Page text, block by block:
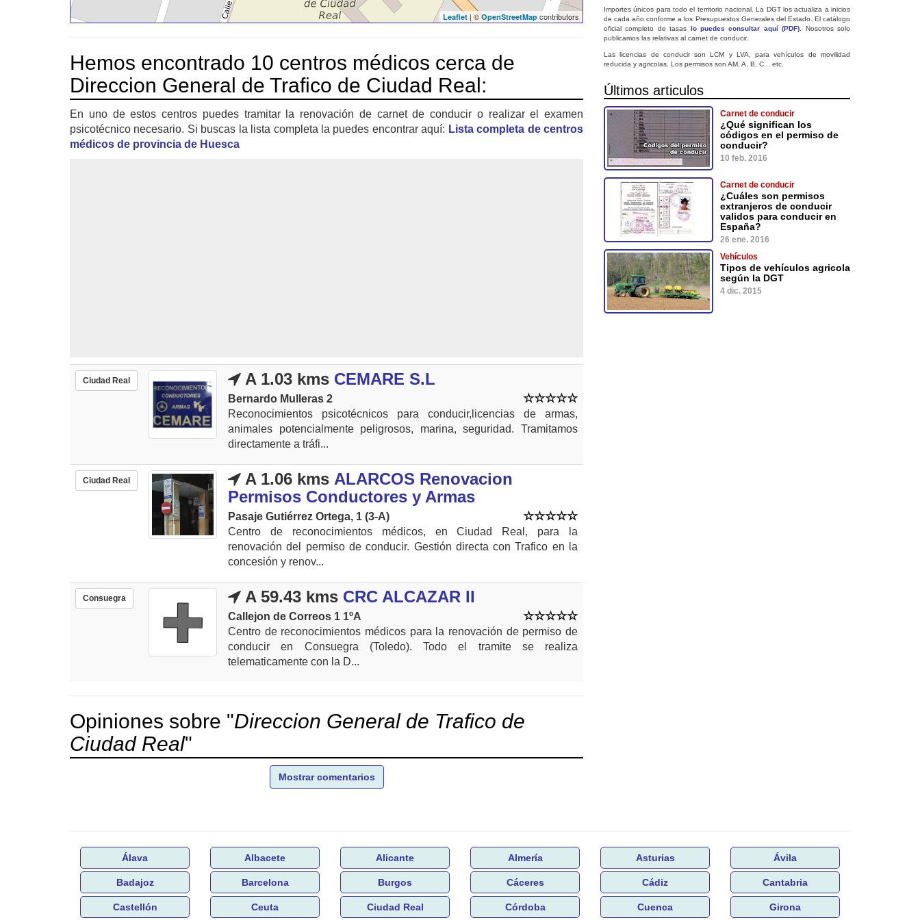
Leaflet| ©OpenStreetMap contributors
Hemos encontrado 10 centros médicos cerca de
Direccion General de Trafico de Ciudad Real:
En uno de estos centros puedes tramitar la renovación de carnet de conducir o realizar el examen
psicotécnico necesario. Si buscas la lista completa la puedes encontrar aquí: Lista completa de centros
médicos de provincia de Huesca
Ciudad Real A 1.03 kms CEMARE S.L
Bernardo Mulleras 2
Reconocimientos psicotécnicos para conducir,licencias de armas,
animales potencialmente peligrosos, marina, seguridad. Tramitamos
directamente a tráfi...
Ciudad Real A 1.06 kms ALARCOS Renovacion
Permisos Conductores y Armas
Pasaje Gutiérrez Ortega, 1 (3-A)
Centro de reconocimientos médicos, en Ciudad Real, para la
renovación del permiso de conducir. Gestión directa con Trafico en la
concesión y renov...
Consuegra A 59.43 kms CRC ALCAZAR II
Callejon de Correos 1 1ºA
Centro de reconocimientos médicos para la renovación de permiso de
conducir en Consuegra (Toledo). Todo el tramite se realiza
telematicamente con la D...
Opiniones sobre "Direccion General de Trafico de
Ciudad Real"
Mostrar comentarios
Importes únicos para todo el territorio nacional. La DGT los actualiza a inicios
de cada año conforme a los Presupuestos Generales del Estado. El catálogo
oficial completo de tasas lo puedes consultar aquí (PDF) . Nosotros solo
publicamos las relativas al carnet de conducir.
Las licencias de conducir son LCM y LVA, para vehículos de movilidad
reducida y agricolas. Los permisos son AM, A, B, C... etc.
Últimos articulos
Carnet de conducir
¿Qué significan los
códigos en el permiso de
conducir?
10 feb. 2016
Carnet de conducir
¿Cuáles son permisos
extranjeros de conducir
validos para conducir en
España?
26 ene. 2016
Vehículos
Tipos de vehículos agricola
según la DGT
4 dic. 2015
Álava Albacete Alicante Almería Asturias Ávila
Badajoz Barcelona Burgos Cáceres Cádiz Cantabria
Castellón Ceuta Ciudad Real Córdoba Cuenca Girona